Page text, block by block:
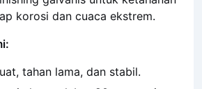
material baja karbon
korosi dan cuaca ekstrem